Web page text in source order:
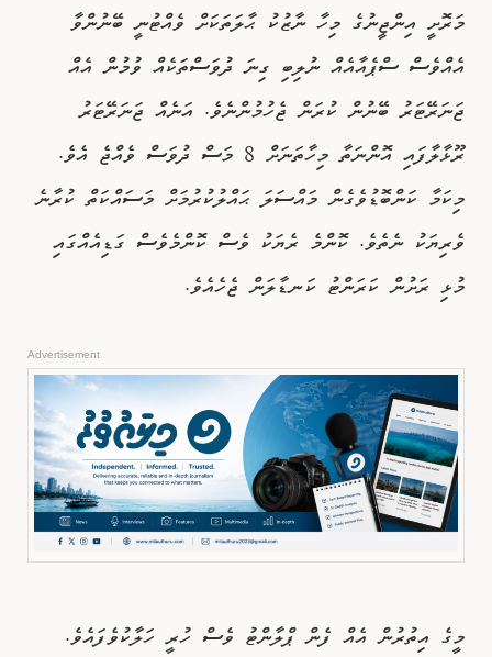
މަރޮށީ އިންޖީނުގެ މިހާ ނާޒުކު ޙާލަތަކަށް ވެއްޓުނީ ބޭނުންވާ
އެއްވެސް ސްޕެއާއެއް ނުލިބި ގިނަ ދުވަސްތަކެއް ވުމުން އެއް
ޖަނަރޭޓަރު ބޭނުން ކުރަން ޖެހުމުންނެވެ. އަނެއް ޖަނަރޭޓަރު
ރޫޅާލާފައި އޮންނަތާ މިހާތަނަށް 8 މަސް ދުވަސް ވެއްޖެ އެވެ.
މިކަމާ ކަންބޮޑުވެގެން މައްސަލަ ޙައްލުކުރުމަށް މަސައްކަތް ކުރާނެ
ވެރިޔަކު ނެތެވެ. ކޮންމެ ރެޔަކު ވެސް ކޮންމެވެސް ގަޑިއެއްގައި
މުޅި ރަށުން ކަރަންޓު ކަނޑާލަން ޖެހެއެވެ.
Advertisement
މީގެ އިތުރުން އެއް ފެން ޕްލާންޓު ވެސް ހުރީ ހަލާކުވެފައެވެ.